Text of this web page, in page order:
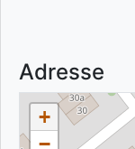
Adresse
+
−